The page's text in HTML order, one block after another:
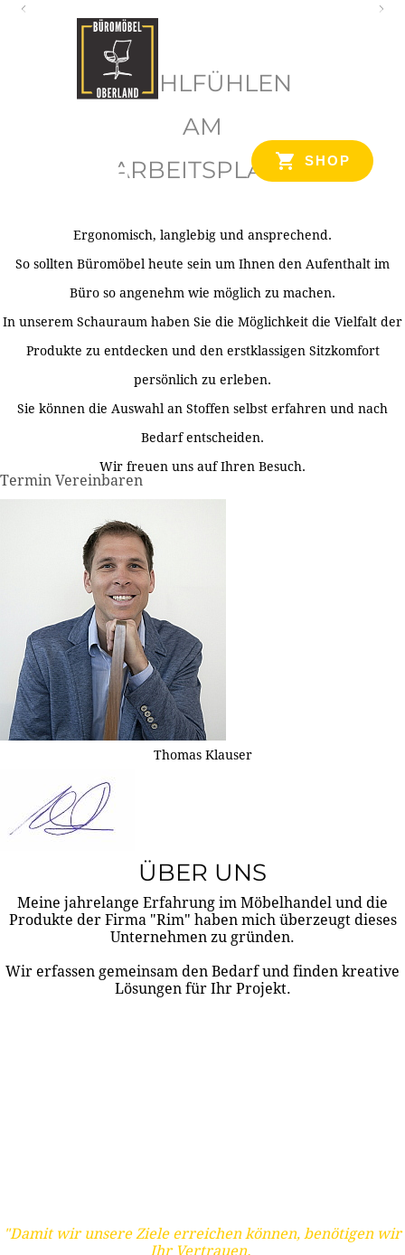
SHOP
WOHLFÜHLEN
AM
ARBEITSPLATZ
Ergonomisch, langlebig und ansprechend.
So sollten Büromöbel heute sein um Ihnen den Aufenthalt im
Büro so angenehm wie möglich zu machen.
In unserem Schauraum haben Sie die Möglichkeit die Vielfalt der
Produkte zu entdecken und den erstklassigen Sitzkomfort
persönlich zu erleben.
Sie können die Auswahl an Stoffen selbst erfahren und nach
Bedarf entscheiden.
Wir freuen uns auf Ihren Besuch.
Termin Vereinbaren
Thomas Klauser
ÜBER UNS
Meine jahrelange Erfahrung im Möbelhandel und die
Produkte der Firma "Rim" haben mich überzeugt dieses
Unternehmen zu gründen.
Wir erfassen gemeinsam den Bedarf und finden kreative
Lösungen für Ihr Projekt.
"Damit wir unsere Ziele erreichen können, benötigen wir
Ihr Vertrauen.